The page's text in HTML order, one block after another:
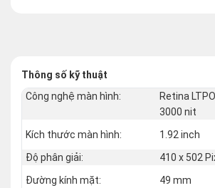
Thông số kỹ thuật
Công nghệ màn hình:
Retina
3000 nit
Kích thước màn hình:
1.92 inch
Độ phân giải:
410 x 502
Đường kính mặt:
49 mm